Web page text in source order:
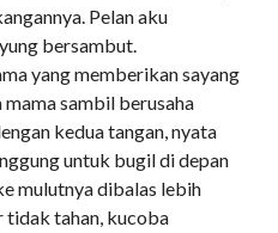
Pelan aku
bersambut.
yang memberikan sayang
mama sambil berusaha
kedua tangan, nyata
untuk bugil di depan
mulutnya dibalas lebih
tidak tahan, kucoba